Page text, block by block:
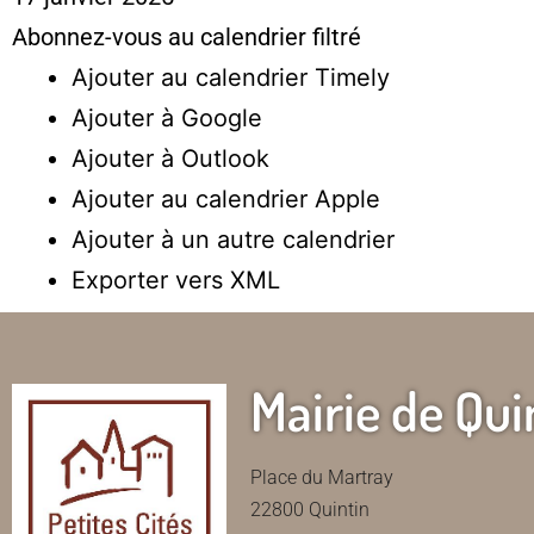
Abonnez-vous au calendrier filtré
Ajouter au calendrier Timely
Ajouter à Google
Ajouter à Outlook
Ajouter au calendrier Apple
Ajouter à un autre calendrier
Exporter vers XML
Mairie de
Place du Martray
22800 Quintin